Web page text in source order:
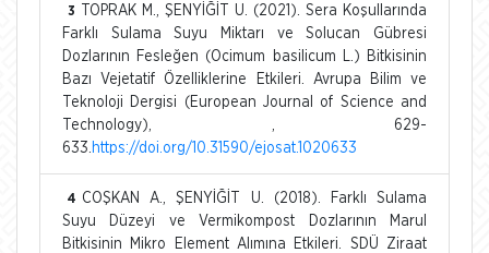
3
TOPRAK M., ŞENYİĞİT U. (2021). Sera Koşullarında
Farklı Sulama Suyu Miktarı ve Solucan Gübresi
Dozlarının Fesleğen (Ocimum basilicum L.) Bitkisinin
Bazı Vejetatif Özelliklerine Etkileri. Avrupa Bilim ve
Teknoloji Dergisi (European Journal of Science and
Technology), , 629-
633. https://doi.org/10.31590/ejosat.1020633
4 COŞKAN A., ŞENYİĞİT U. (2018). Farklı Sulama
Suyu Düzeyi ve Vermikompost Dozlarının Marul
Bitkisinin Mikro Element Alımına Etkileri. SDÜ Ziraat